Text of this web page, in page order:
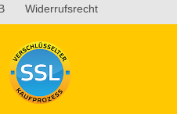
Widerrufsrecht